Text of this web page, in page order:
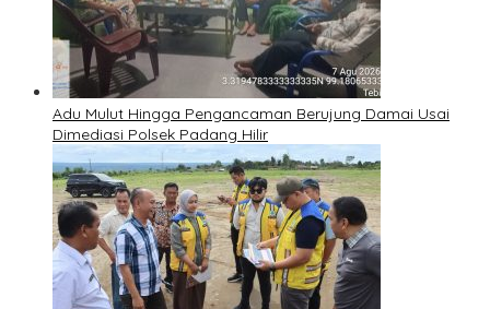
Adu Mulut Hingga Pengancaman Berujung Damai Usai
Dimediasi Polsek Padang Hilir